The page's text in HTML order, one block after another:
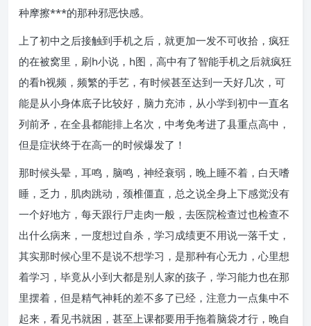
种摩擦***的那种邪恶快感。
上了初中之后接触到手机之后，就更加一发不可收拾，疯狂
的在被窝里，刷h小说，h图，高中有了智能手机之后就疯狂
的看h视频，频繁的手艺，有时候甚至达到一天好几次，可
能是从小身体底子比较好，脑力充沛，从小学到初中一直名
列前矛，在全县都能排上名次，中考免考进了县重点高中，
但是症状终于在高一的时候爆发了！
那时候头晕，耳鸣，脑鸣，神经衰弱，晚上睡不着，白天嗜
睡，乏力，肌肉跳动，颈椎僵直，总之说全身上下感觉没有
一个好地方，每天跟行尸走肉一般，去医院检查过也检查不
出什么病来，一度想过自杀，学习成绩更不用说一落千丈，
其实那时候心里不是说不想学习，是那种有心无力，心里想
着学习，毕竟从小到大都是别人家的孩子，学习能力也在那
里摆着，但是精气神耗的差不多了已经，注意力一点集中不
起来，看见书就困，甚至上课都要用手拖着脑袋才行，晚自